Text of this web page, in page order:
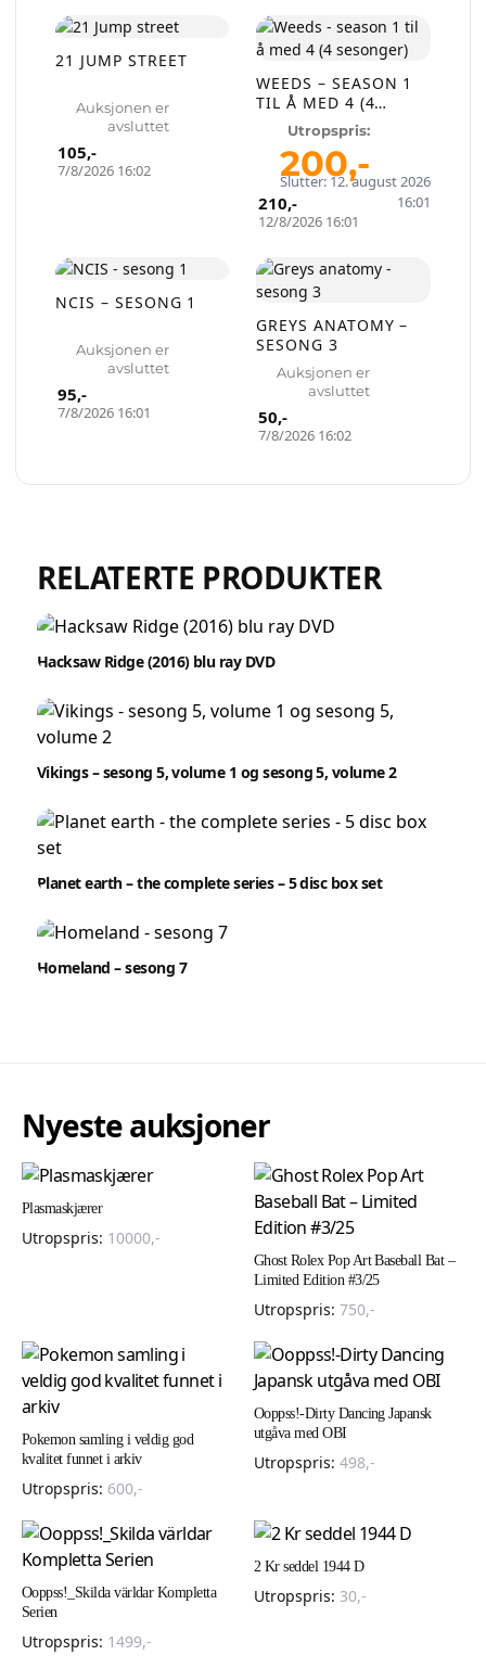
21 JUMP STREET
Auksjonen er
avsluttet
7/8/2026 16:02
105,-
Slutter: 12. august 2026
16:01
WEEDS – SEASON 1
TIL Å MED 4 (4
SESONGER)
Utropspris:
200,-
12/8/2026 16:01
210,-
NCIS – SESONG 1
Auksjonen er
avsluttet
7/8/2026 16:01
95,-
GREYS ANATOMY –
SESONG 3
Auksjonen er
avsluttet
7/8/2026 16:02
50,-
RELATERTE PRODUKTER
Hacksaw Ridge (2016) blu ray DVD
Vikings – sesong 5, volume 1 og sesong 5, volume 2
Planet earth – the complete series – 5 disc box set
Homeland – sesong 7
Nyeste auksjoner
Plasmaskjærer
Utropspris: 10000,-
Ghost Rolex Pop Art Baseball Bat –
Limited Edition #3/25
Utropspris: 750,-
Pokemon samling i veldig god
kvalitet funnet i arkiv
Utropspris: 600,-
Ooppss!-Dirty Dancing Japansk
utgåva med OBI
Utropspris: 498,-
Ooppss!_Skilda världar Kompletta
Serien
Utropspris: 1499,-
2 Kr seddel 1944 D
Utropspris: 30,-
Selg smartere – helt
gratis på QXL.no
På QXL.no kan du selge helt gratis – uten
skjulte kostnader eller provisjon. Opprett
konto, legg ut auksjoner og nå kjøpere som
faktisk er interessert.
eller Logg inn
Opprett en konto på få sekunder og legg ut dine første
auksjoner i dag. Ingen gebyrer. Ingen provisjon. Bare ekte